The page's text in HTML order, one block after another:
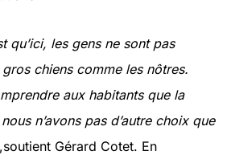
qu’ici, les gens ne sont pas
chiens comme les nôtres.
aux habitants que la
n’avons pas d’autre choix que
,soutient Gérard Cotet. En